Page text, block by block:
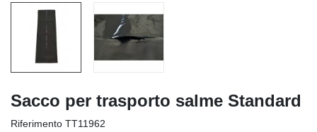
Sacco per trasporto salme Standard
Riferimento TT11962